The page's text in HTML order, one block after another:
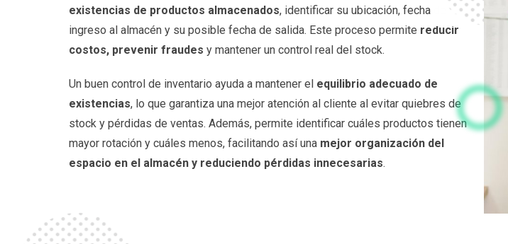
existencias de productos almacenados, identificar su ubicación, fecha de
ingreso al almacén y su posible fecha de salida. Este proceso permite reducir
costos, prevenir fraudes y mantener un control real del stock.
Un buen control de inventario ayuda a mantener el equilibrio adecuado de
existencias, lo que garantiza una mejor atención al cliente al evitar quiebres de
stock y pérdidas de ventas. Además, permite identificar cuáles productos tienen
mayor rotación y cuáles menos, facilitando así una mejor organización del
espacio en el almacén y reduciendo pérdidas innecesarias.